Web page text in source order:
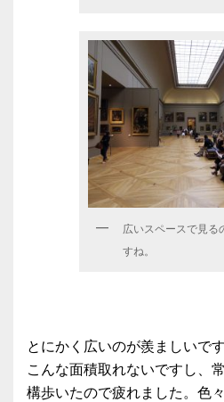
広いスペースで見る
すね。
とにかく広いのが羨ましいで
こんな面積取れないですし、
構歩いたので疲れました。色